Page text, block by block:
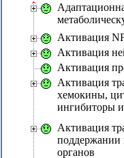
Активация
Активация
Активация
Активация
хемокины,
ингибиторы
Активация
поддержании
органов